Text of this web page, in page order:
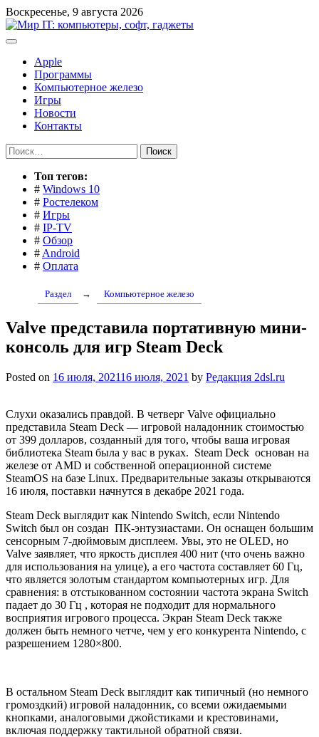
Перейти
к
содержимому
Воскресенье, 9 августа 2026
Apple
Программы
Компьютерное железо
Игры
Новости
Контакты
Найти:
Toп тегов:
# Windows 10
# Ростелеком
# Игры
# IP-TV
# Обзор
# Android
# Оплата
Раздел → Компьютерное железо
Valve представила портативную мини-
консоль для игр Steam Deck
Posted on 16 июля, 202116 июля, 2021 by Редакция 2dsl.ru
Слухи оказались правдой. В четверг Valve официально
представила Steam Deck — игровой наладонник стоимостью
от 399 долларов, созданный для того, чтобы ваша игровая
библиотека Steam была у вас в руках. Steam Deck основан на
железе от AMD и собственной операционной системе
SteamOS на базе Linux. Предварительные заказы открываются
16 июля, поставки начнутся в декабре 2021 года.
Steam Deck выглядит как Nintendo Switch, если Nintendo
Switch был он создан ПК-энтузиастами. Он оснащен большим
сенсорным 7-дюймовым дисплеем. Увы, это не OLED, но
Valve заявляет, что яркость дисплея 400 нит (что очень важно
для использования на улице), а его частота составляет 60 Гц,
что является золотым стандартом компьютерных игр. Для
сравнения: в отстыкованном состоянии частота экрана Switch
падает до 30 Гц , которая не подходит для нормального
восприятия игрового процесса. Экран Steam Deck также
должен быть немного четче, чем у его конкурента Nintendo, с
разрешением 1280×800.
В остальном Steam Deck выглядит как типичный (но немного
громоздкий) игровой наладонник, со всеми ожидаемыми
кнопками, аналоговыми джойстиками и крестовинами,
включая поддержку тактильной обратной связи.